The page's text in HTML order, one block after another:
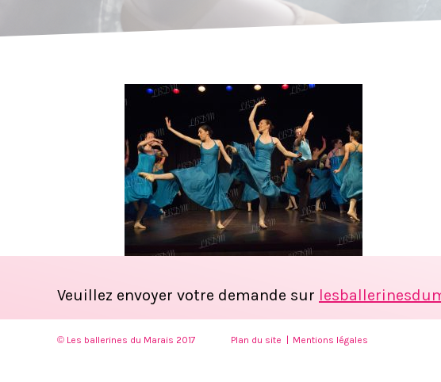
Veuillez envoyer votre demande sur
© Les ballerines du Marais 2017 Plan du site Mentions légales